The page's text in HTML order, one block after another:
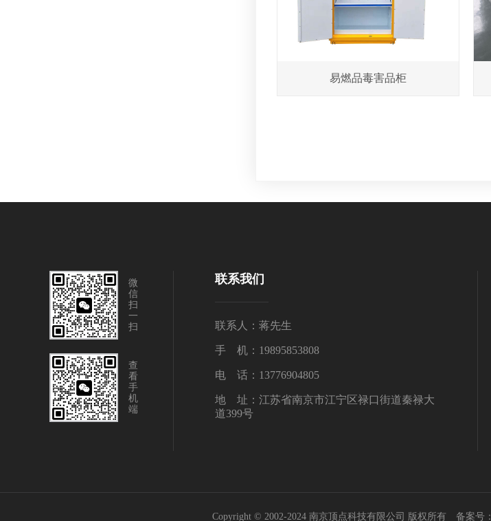
易燃品毒害品柜
微
信
扫
一
扫
查
看
手
机
端
联系我们
联系人：蒋先生
手 机：19895853808
电 话：13776904805
地 址：江苏省南京市江宁区禄口街道秦禄大
道399号
Copyright © 2002-2024 南京顶点科技有限公司 版权所有 备案号：